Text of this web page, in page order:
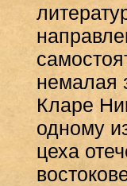
немалая
Кларе
одному
цеха